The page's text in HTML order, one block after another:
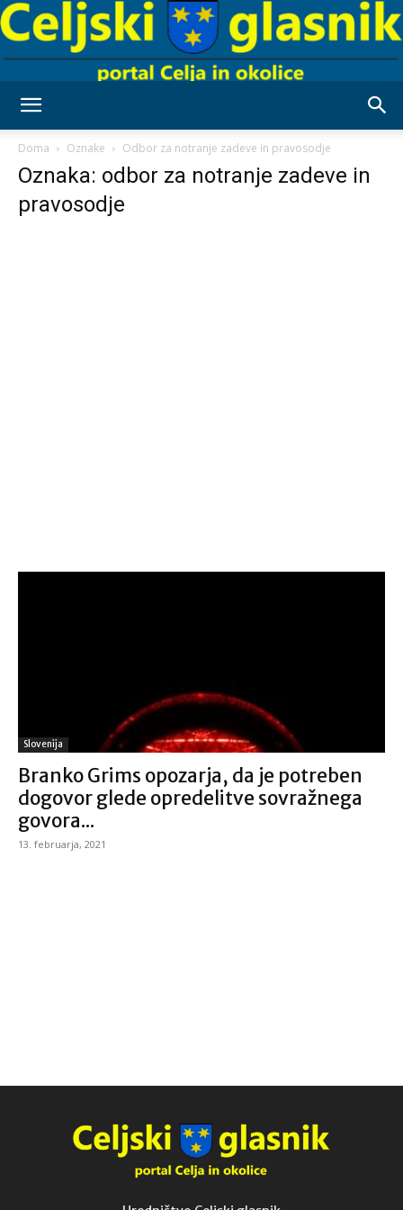
Doma Oznake Odbor za notranje zadeve in pravosodje
Oznaka: odbor za notranje zadeve in
pravosodje
Slovenija
Branko Grims opozarja, da je potreben
dogovor glede opredelitve sovražnega
govora...
13. februarja, 2021